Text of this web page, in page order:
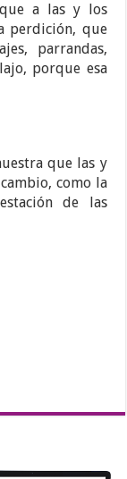
a las y los
perdición, que
parrandas,
porque esa
que las y
como la
de las